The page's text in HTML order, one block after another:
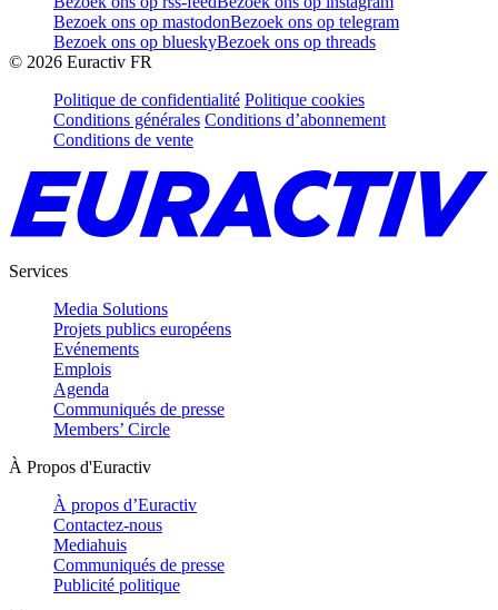
Bezoek ons op mastodonBezoek ons op telegram
Bezoek ons op blueskyBezoek ons op threads
© 2026 Euractiv FR
Politique de confidentialité Politique cookies
Conditions générales Conditions d’abonnement
Conditions de vente
Services
Media Solutions
Projets publics européens
Evénements
Emplois
Agenda
Communiqués de presse
Members’ Circle
À Propos d'Euractiv
À propos d’Euractiv
Contactez-nous
Mediahuis
Communiqués de presse
Publicité politique